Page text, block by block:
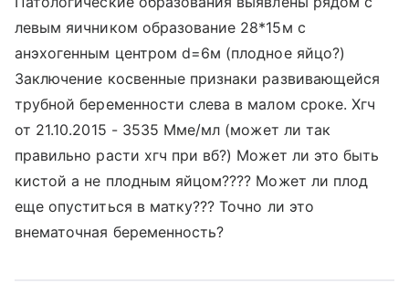
левым яичником образование 28*15м с
анэхогенным центром d=6м (плодное яйцо?)
Заключение косвенные признаки развивающейся
трубной беременности слева в малом сроке. Хгч
от 21.10.2015 - 3535 Мме/мл (может ли так
правильно расти хгч при вб?) Может ли это быть
кистой а не плодным яйцом???? Может ли плод
еще опуститься в матку??? Точно ли это
внематочная беременность?